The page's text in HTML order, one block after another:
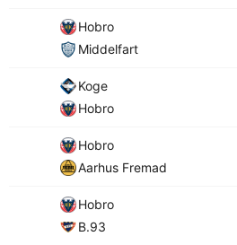
Hobro
Middelfart
Koge
Hobro
Hobro
Aarhus Fremad
Hobro
B.93